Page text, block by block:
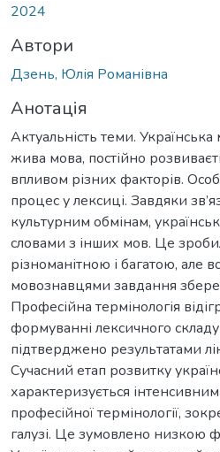
2024
Автори
Дзень, Юлія Романівна
Анотація
Актуальність теми.
жива мова, постійно
впливом різних факторів.
процес у лексиці. Завдяки
культурним обмінам,
словами з інших мов. Це
різноманітною і багатою, але
мовознавцями завдання
Професійна термінологія
формуванні лексичного
підтверджено результатами
Сучасний етап розвитку
характеризується
професійної термінології,
галузі. Це зумовлено низкою